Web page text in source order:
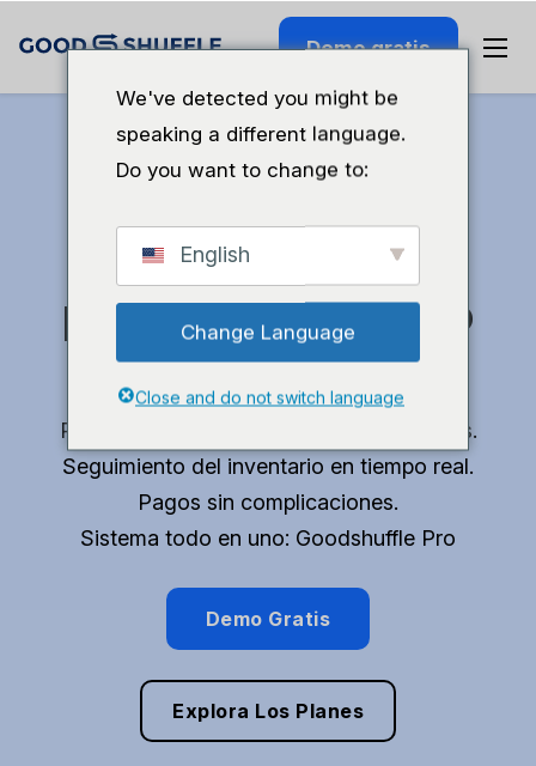
Demo gratis
Recupera tiempo
para poder hacer lo
que te gusta.
Presupuestos profesionales en 10 minutos.
Seguimiento del inventario en tiempo real.
Pagos sin complicaciones.
Sistema todo en uno: Goodshuffle Pro
Demo Gratis
Explora Los Planes
We've detected you might be
speaking a different language.
Do you want to change to:
English
Change Language
Close and do not switch language